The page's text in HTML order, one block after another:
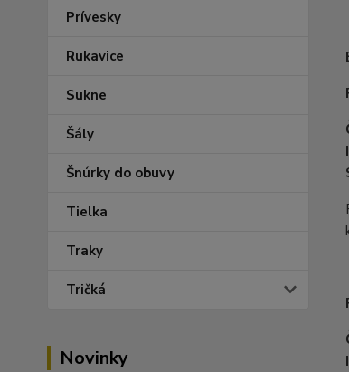
Prívesky
Rukavice
Sukne
Šály
Šnúrky do obuvy
Tielka
Traky
Tričká
Novinky